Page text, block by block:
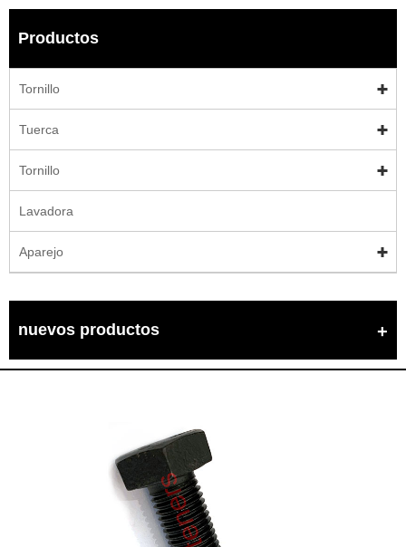
Productos
Tornillo
Tuerca
Tornillo
Lavadora
Aparejo
nuevos productos